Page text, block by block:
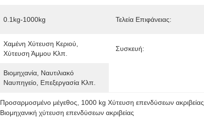
0.1kg-1000kg Τελεία Επιφάνειας:
Χαμένη Χύτευση Κεριού,
Χύτευση Άμμου Κλπ.
Συσκευή:
Βιομηχανία, Ναυτιλιακό
Ναυπηγείο, Επεξεργασία Κλπ.
Προσαρμοσμένο μέγεθος 1000 kg Χύτευση επενδύσεων ακριβείας
Βιομηχανική χύτευση επενδύσεων ακριβείας